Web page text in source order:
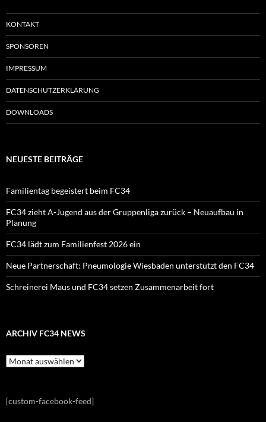
KONTAKT
SPONSOREN
IMPRESSUM
DATENSCHUTZERKLÄRUNG
DOWNLOADS
NEUESTE BEITRÄGE
Familientag begeistert beim FC34
FC34 zieht A-Jugend aus der Gruppenliga zurück – Neuaufbau in
Planung
FC34 lädt zum Familienfest 2026 ein
Neue Partnerschaft: Pneumologie Wiesbaden unterstützt den FC34
Schreinerei Maus und FC34 setzen Zusammenarbeit fort
ARCHIV FC34 NEWS
Archiv
FC34
[custom-facebook-feed]